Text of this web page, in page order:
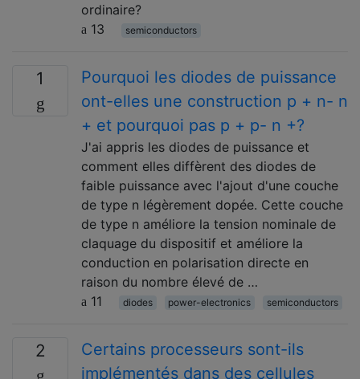
ordinaire?
13
semiconductors
1
Pourquoi les diodes de puissance
ont-elles une construction p + n- n
+ et pourquoi pas p + p- n +?
J'ai appris les diodes de puissance et
comment elles diffèrent des diodes de
faible puissance avec l'ajout d'une couche
de type n légèrement dopée. Cette couche
de type n améliore la tension nominale de
claquage du dispositif et améliore la
conduction en polarisation directe en
raison du nombre élevé de …
11
diodes power-electronics semiconductors
2
Certains processeurs sont-ils
implémentés dans des cellules